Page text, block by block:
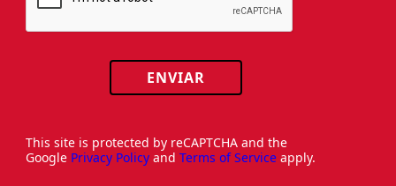
ENVIAR
This site is protected by reCAPTCHA and the
Google Privacy Policy and Terms of Service apply.